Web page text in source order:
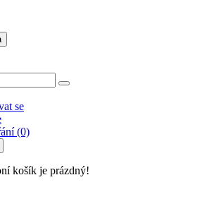
se
(0)
košík je prázdný!